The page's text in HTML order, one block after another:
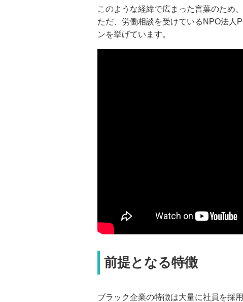
このような経緯で広まった言葉のため
ただ、労働相談を受けているNPO法人
ンを挙げています。
前提となる特徴
ブラック企業の特徴は大量に社員を採